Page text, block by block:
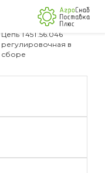
Цепь Т45Т.56.046
регулировочная в
сборе